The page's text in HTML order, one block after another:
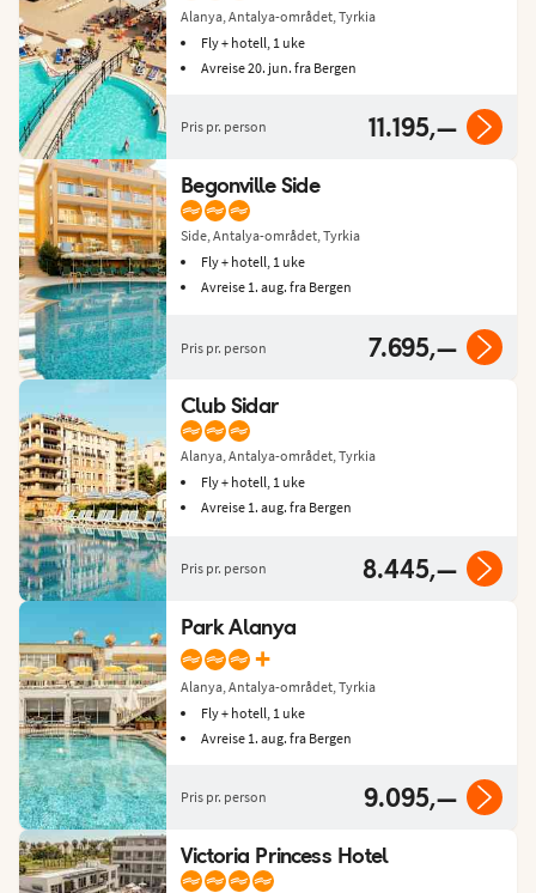
Alanya, Antalya-området, Tyrkia
Fly + hotell, 1 uke
Avreise 20. jun. fra Bergen
Pris pr. person 11.195,—
Begonville Side
Side, Antalya-området, Tyrkia
Fly + hotell, 1 uke
Avreise 1. aug. fra Bergen
Pris pr. person 7.695,—
Club Sidar
Alanya, Antalya-området, Tyrkia
Fly + hotell, 1 uke
Avreise 1. aug. fra Bergen
Pris pr. person 8.445,—
Park Alanya
+
Alanya, Antalya-området, Tyrkia
Fly + hotell, 1 uke
Avreise 1. aug. fra Bergen
Pris pr. person 9.095,—
Victoria Princess Hotel